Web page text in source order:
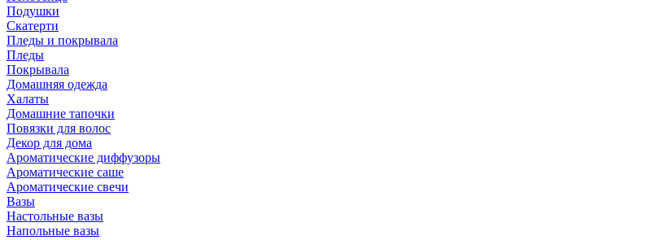
Подушки
Скатерти
Пледы и покрывала
Пледы
Покрывала
Домашняя одежда
Халаты
Домашние тапочки
Повязки для волос
Декор для дома
Ароматические диффузоры
Ароматические саше
Ароматические свечи
Вазы
Настольные вазы
Напольные вазы